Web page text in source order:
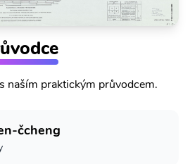
naším praktickým průvodcem.
čcheng